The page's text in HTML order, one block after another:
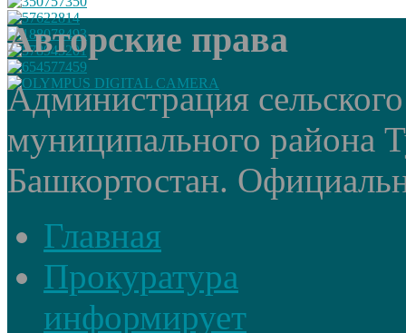
Авторские права
Администрация
муниципального района
Башкортостан.
Главная
Прокуратура
информирует